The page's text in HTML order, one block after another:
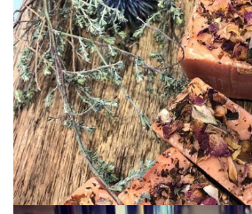
Parfumpoint Refill